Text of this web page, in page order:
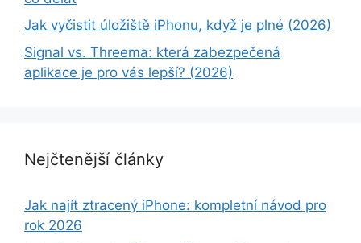
Jak vyčistit úložiště iPhonu, když je plné (2026)
Signal vs. Threema: která zabezpečená
aplikace je pro vás lepší? (2026)
Nejčtenější články
Jak najít ztracený iPhone: kompletní návod pro
rok 2026